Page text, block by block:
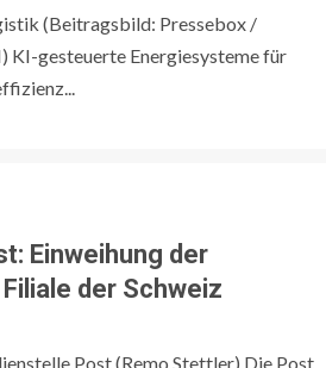
(Beitragsbild: Pressebox /
KI-gesteuerte Energiesysteme für
Einweihung der
der Schweiz​
Post (Remo Stettler) Die Post